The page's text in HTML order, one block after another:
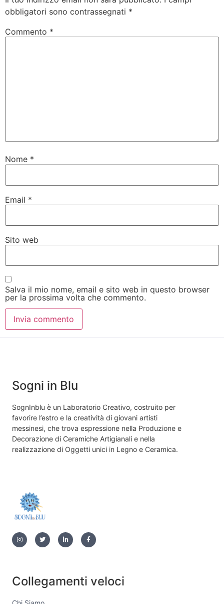
obbligatori sono contrassegnati *
Commento *
Nome *
Email *
Sito web
Salva il mio nome, email e sito web in questo browser
per la prossima volta che commento.
Sogni in Blu
SognInblu è un Laboratorio Creativo, costruito per
favorire l’estro e la creatività di giovani artisti
messinesi, che trova espressione nella Produzione e
Decorazione di Ceramiche Artigianali e nella
realizzazione di Oggetti unici in Legno e Ceramica.
Collegamenti veloci